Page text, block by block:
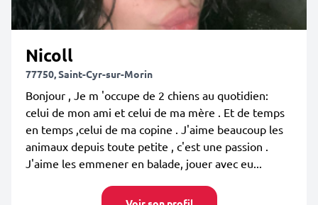
Nicoll
77750, Saint-Cyr-sur-Morin
Bonjour , Je m 'occupe de 2 chiens au quotidien:
celui de mon ami et celui de ma mère . Et de temps
en temps ,celui de ma copine . J'aime beaucoup les
animaux depuis toute petite , c'est une passion .
J'aime les emmener en balade, jouer avec eu...